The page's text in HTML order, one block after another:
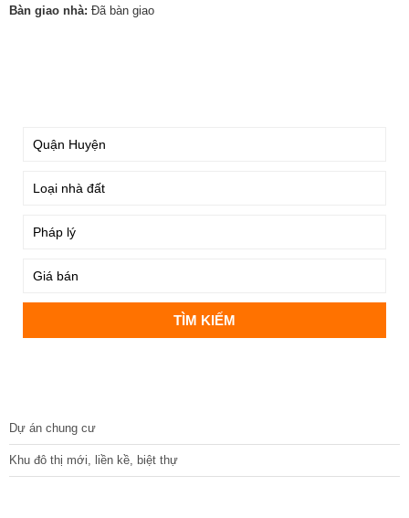
Bàn giao nhà: Đã bàn giao
Dự án chung cư
Khu đô thị mới, liền kề, biệt thự